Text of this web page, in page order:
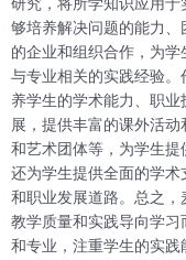
研究，将所学知识应用
够培养解决问题的能力
的企业和组织合作，为
与专业相关的实践经验
养学生的学术能力、职
展，提供丰富的课外活
和艺术团体等，为学生
还为学生提供全面的学
和职业发展道路。总之
教学质量和实践导向学
和专业，注重学生的实